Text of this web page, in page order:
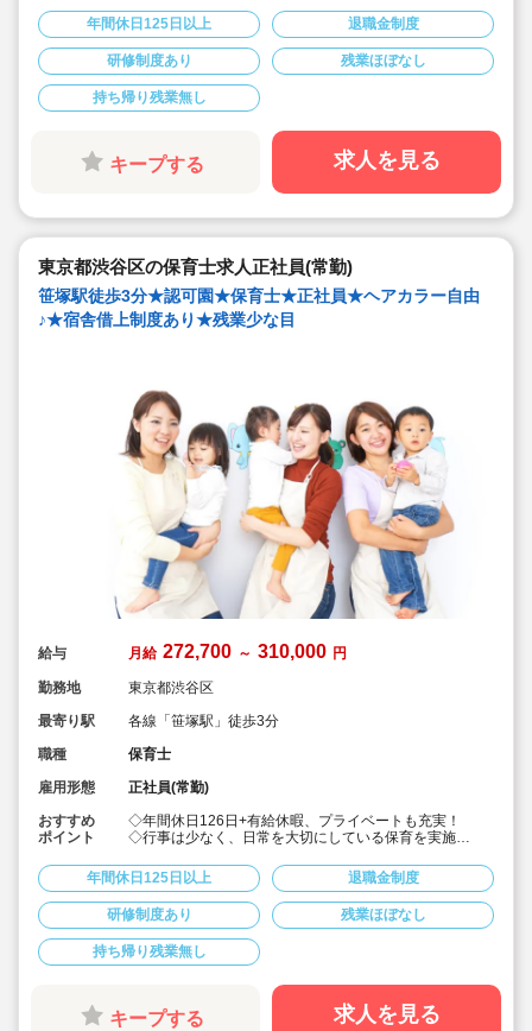
にしています。
◇産休・育休からの復帰（男性の育休実績あり）、時短
勤務実績多数で働きやすい職場です
◇ヘアカラーは自由。髪色の制限なし。
◇20代で経験少ない方もノビノビ働きやすい環境
◇書き物のICT化も進めており持ち帰り業務/残業ほぼな
し。
◇残業した場合の代は1分単位で支給されます
◇子どもが自分の意志や感情を尊重され、自分で選択し
ていくことをあたたかく見守り、子どもが主体の保育を
のような保育園
できる範囲で実施
◇在籍年数や保育経験に合わせた段階的な研修を年間総
計110回以上実施。研修も参加しやすい職場環境です
年間休日125日以上 退職金制度
研修制度あり 残業ほぼなし
持ち帰り残業無し
キープする 求人を見る
東京都渋谷区の保育士求人正社員(常勤)
笹塚駅徒歩3分★認可園★保育士★正社員★ヘアカラー自由
♪★宿舎借上制度あり★残業少な目
給与 月給 272,700 ～ 310,000 円
勤務地
東京都渋谷区
最寄り駅
各線「笹塚駅」徒歩3分
職種
保育士
雇用形態
正社員(常勤)
おすすめ
ポイント
◇年間休日126日+有給休暇、プライベートも充実！
◇行事は少なく、日常を大切にしている保育を実施
にしています。
◇産休・育休からの復帰（男性の育休実績あり）、時短
勤務実績多数で働きやすい職場です
◇ヘアカラーは自由。髪色の制限なし。
◇20代で経験少ない方もノビノビ働きやすい環境
◇書き物のICT化も進めており持ち帰り業務/残業ほぼな
し。
◇残業した場合の代は1分単位で支給されます
◇子どもが自分の意志や感情を尊重され、自分で選択し
ていくことをあたたかく見守り、子どもが主体の保育を
年間休日125日以上 退職金制度
研修制度あり 残業ほぼなし
持ち帰り残業無し
キープする 求人を見る